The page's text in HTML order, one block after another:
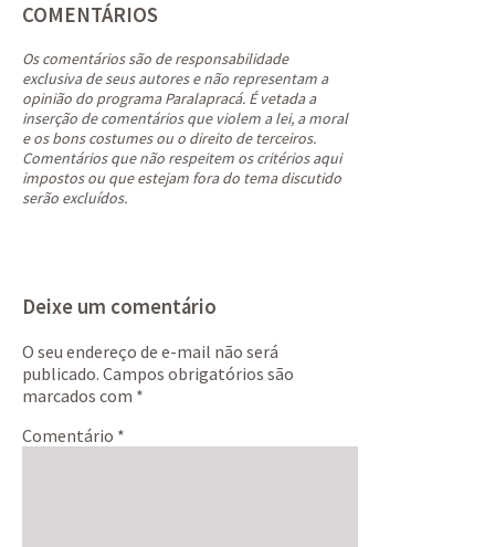
COMENTÁRIOS
Os comentários são de responsabilidade
exclusiva de seus autores e não representam a
opinião do programa Paralapracá. É vetada a
inserção de comentários que violem a lei, a moral
e os bons costumes ou o direito de terceiros.
Comentários que não respeitem os critérios aqui
impostos ou que estejam fora do tema discutido
serão excluídos.
Deixe um comentário
O seu endereço de e-mail não será
publicado. Campos obrigatórios são
marcados com *
Comentário *